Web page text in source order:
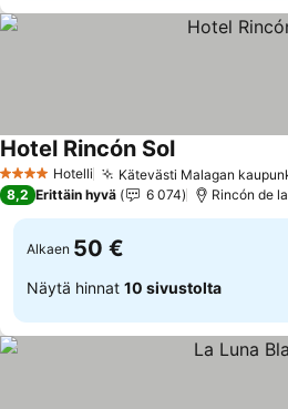
4 Tähtiluokitus
Hotelli Kätevästi Malagan
Hotel Rincón SolKatso hinnat
8,2 Erittäin hyvä 6 074 Rincón de
Alkaen 50 €
Näytä hinnat 10 sivustolta